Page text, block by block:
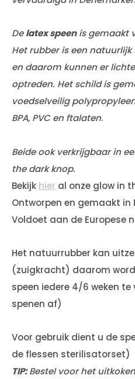
Delatex speenis gemaakt
Het rubber is een
en daarom kunnen er
optreden. Het schild is
voedselveilig
BPA, PVC en ftalaten.
Beide ook verkrijgbaar in
the dark knop.
Bekijk hier al onze glow in
Ontworpen en gemaakt in
Voldoet aan de Europese
Het natuurrubber kan
(zuigkracht) daarom
speen iedere 4/6 weken te
spenen af)
Voor gebruik dient u de
de flessen sterilisatorset)
TIP:Bestel voor het